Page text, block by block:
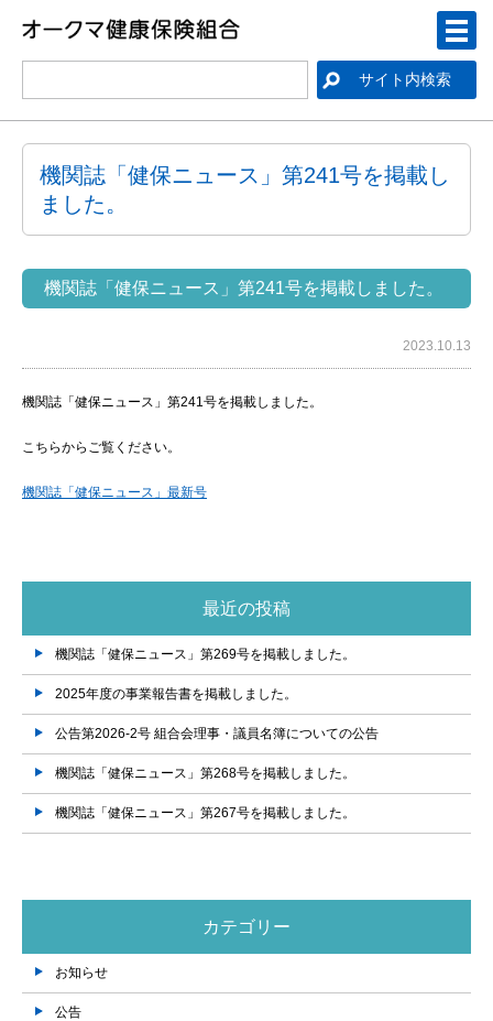
機関誌「健保ニュース」第241号を掲載し
ました。
機関誌「健保ニュース」第241号を掲載しました。
2023.10.13
機関誌「健保ニュース」第241号を掲載しました。
こちらからご覧ください。
機関誌「健保ニュース」最新号
最近の投稿
機関誌「健保ニュース」第269号を掲載しました。
2025年度の事業報告書を掲載しました。
公告第2026-2号 組合会理事・議員名簿についての公告
機関誌「健保ニュース」第268号を掲載しました。
機関誌「健保ニュース」第267号を掲載しました。
カテゴリー
お知らせ
公告